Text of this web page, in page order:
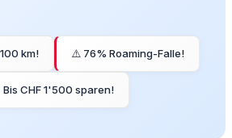
km! ⚠️ 76% Roaming-Falle!
Bis CHF 1'500 sparen!